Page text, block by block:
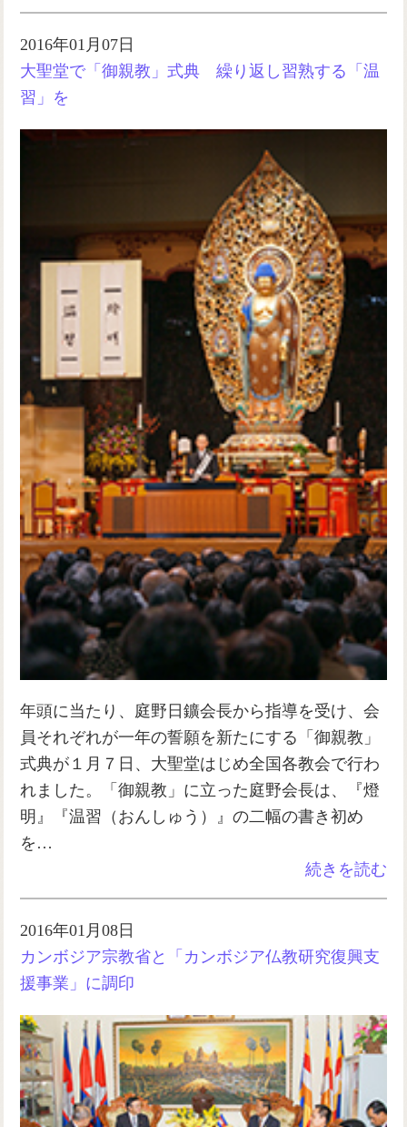
2016年01月07日
大聖堂で「御親教」式典 繰り返し習熟する「温
習」を
年頭に当たり、庭野日鑛会長から指導を受け、会
員それぞれが一年の誓願を新たにする「御親教」
式典が１月７日、大聖堂はじめ全国各教会で行わ
れました。「御親教」に立った庭野会長は、『燈
明』『温習（おんしゅう）』の二幅の書き初め
を…
続きを読む
2016年01月08日
カンボジア宗教省と「カンボジア仏教研究復興支
援事業」に調印